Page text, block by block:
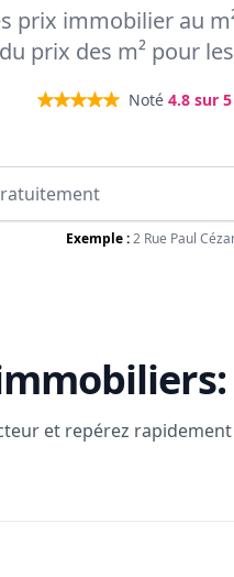
prix immobilier au
prix des m² pour
Noté 4.8 sur 5
Exemple :2 Rue Paul
et repérez